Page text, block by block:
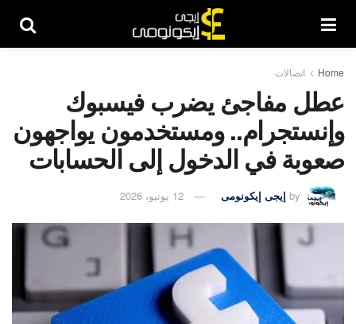
Home اتصالات
عطل مفاجئ يضرب فيسبوك
وإنستجرام.. ومستخدمون يواجهون
صعوبة في الدخول إلى الحسابات
by إيجى إيكونومى 12 يونيو، 2026